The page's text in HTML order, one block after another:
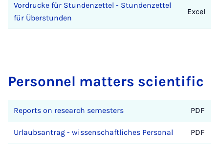
Vordrucke für Stundenzettel - Stundenzettel
für Überstunden
Excel
Personnel matters scientific
Reports on research semesters PDF
Urlaubsantrag - wissenschaftliches Personal PDF